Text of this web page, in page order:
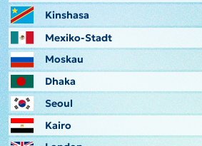
Kinshasa
Mexiko-Stadt
Moskau
Dhaka
Seoul
Kairo